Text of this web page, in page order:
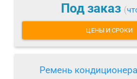
Под заказ (
ЦЕНЫ И СРОКИ
Ремень